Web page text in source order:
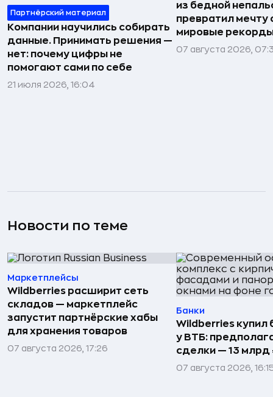
Партнёрский материал
Компании научились собирать
данные. Принимать решения —
нет: почему цифры не
помогают сами по себе
21 июля 2026, 16:04
из бедной
превратил мечту
мировые рекорды
07 августа 2026,
Новости по теме
Маркетплейсы
Wildberries расширит сеть
складов — маркетплейс
запустит партнёрские хабы
для хранения товаров
07 августа 2026, 17:26
Банки
Wildberries купил
у ВТБ:
сделки — 13 млрд
07 августа 2026,